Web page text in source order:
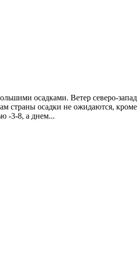
осадками. Ветер северо-
страны осадки не ожидаются,
-3-8, а днем...